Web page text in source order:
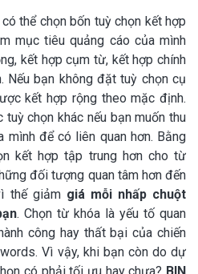
thể chọn bốn tuỳ chọn kết hợp
mục tiêu quảng cáo của mình
kết hợp cụm từ, kết hợp chính
Nếu bạn không đặt tuỳ chọn cụ
kết hợp rộng theo mặc định.
chọn khác nếu bạn muốn thu
để có liên quan hơn. Bằng
kết hợp tập trung hơn cho từ
đối tượng quan tâm hơn đến
thế giảm giá mỗi nhấp chuột
. Chọn từ khóa là yếu tố quan
công hay thất bại của chiến
Vì vậy, khi bạn còn do dự
có phải tối ưu hay chưa? BIN